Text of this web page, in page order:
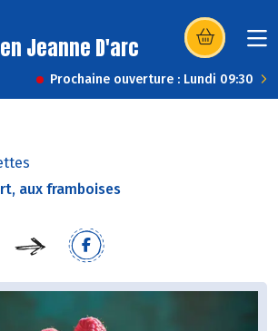
Jeanne D'arc (s’ouvre dans
Prochaine ouverture : Lundi 09:30
aux framboises